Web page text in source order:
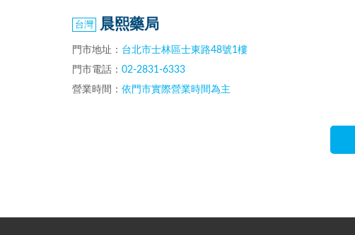
晨熙藥局
門市地址： 台北市士林區士東路48號1樓
門市電話： 02-2831-6333
營業時間： 依門市實際營業時間為主